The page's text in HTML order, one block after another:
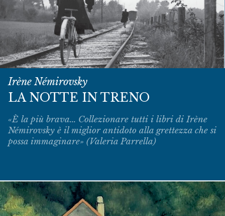
Irène Némirovsky
LA NOTTE IN TRENO
«È la più brava... Collezionare tutti i libri di Irène
Némirovsky è il miglior antidoto alla grettezza che si
possa immaginare» (Valeria Parrella)